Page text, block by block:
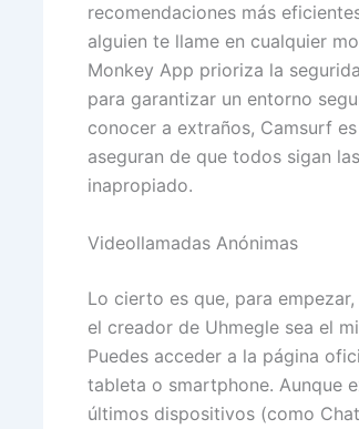
recomendaciones más
alguien te llame en cualquier
Monkey App prioriza la
para garantizar un entorno
conocer a extraños, Camsurf
aseguran de que todos sigan
inapropiado.
Videollamadas Anónimas
Lo cierto es que, para
el creador de Uhmegle sea el
Puedes acceder a la página
tableta o smartphone. Aunque
últimos dispositivos (como